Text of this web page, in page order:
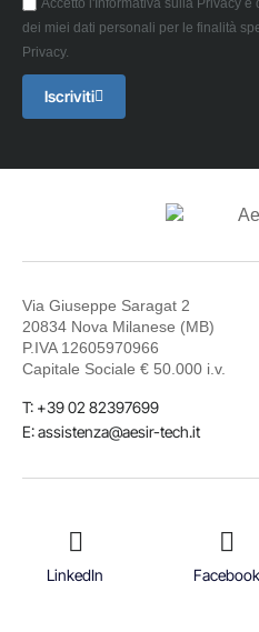
Accetto l'Informativa sulla Privacy
dei miei dati personali per le finalità
Privacy.
Iscriviti
Via Giuseppe Saragat 2
20834 Nova Milanese (MB)
P.IVA 12605970966
Capitale Sociale € 50.000 i.v.
T: +39 02 82397699
E: assistenza@aesir-tech.it
LinkedIn Facebook